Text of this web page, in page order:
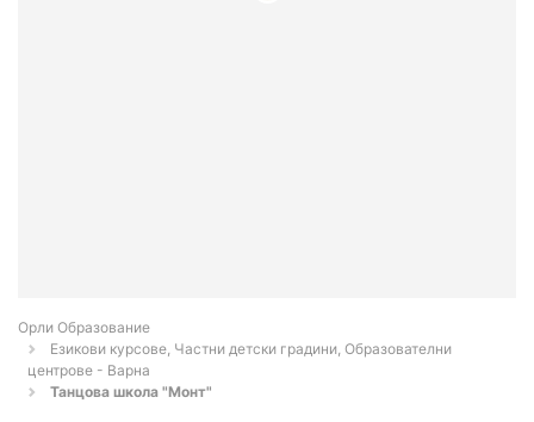
Орли Образование
Езикови курсове, Частни детски градини, Образователни
центрове - Варна
Танцова школа "Монт"